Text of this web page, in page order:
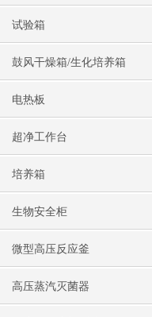
试验箱
鼓风干燥箱/生化培养箱
电热板
超净工作台
培养箱
生物安全柜
微型高压反应釜
高压蒸汽灭菌器